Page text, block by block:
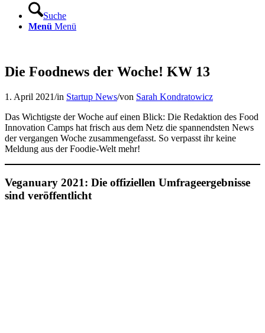
Suche
Menü Menü
Die Foodnews der Woche! KW 13
1. April 2021/in Startup News/von Sarah Kondratowicz
Das Wichtigste der Woche auf einen Blick: Die Redaktion des Food
Innovation Camps hat frisch aus dem Netz die spannendsten News
der vergangen Woche zusammengefasst. So verpasst ihr keine
Meldung aus der Foodie-Welt mehr!
Veganuary 2021: Die offiziellen Umfrageergebnisse
sind veröffentlicht